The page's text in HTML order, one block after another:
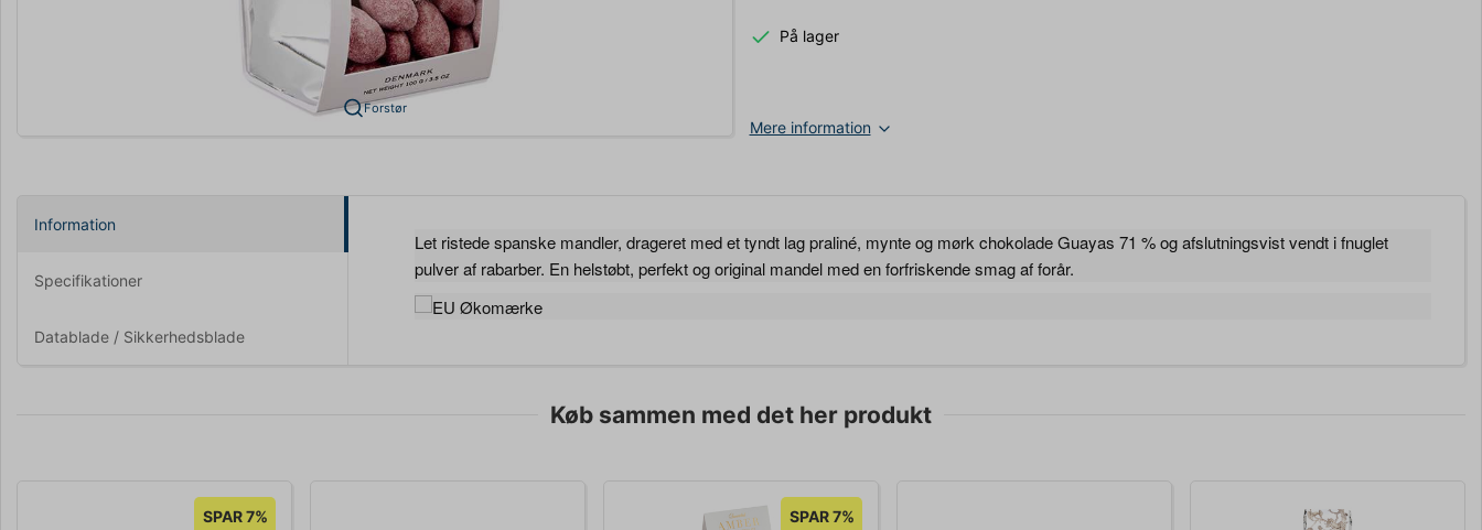
Forstør
På lager
Mere information
Information
Specifikationer
Datablade / Sikkerhedsblade
Let ristede spanske mandler, drageret med et tyndt lag praliné, mynte og mørk chokolade Guayas 71 % og afslutningsvist vendt i fnuglet
pulver af rabarber. En helstøbt, perfekt og original mandel med en forfriskende smag af forår.
Køb sammen med det her produkt
SPAR 7% SPAR 7%